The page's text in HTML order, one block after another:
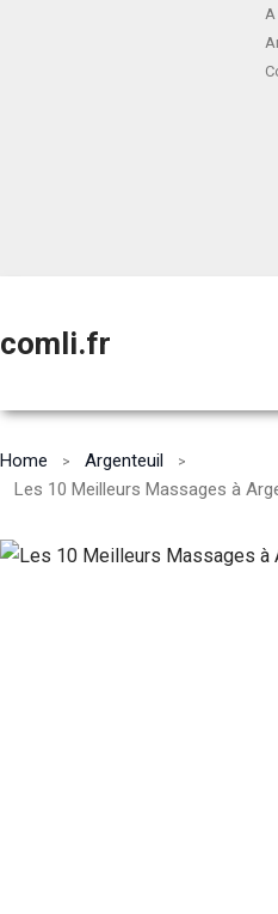
comli.fr
Home
Argenteuil
Les 10 Meilleurs Massages à